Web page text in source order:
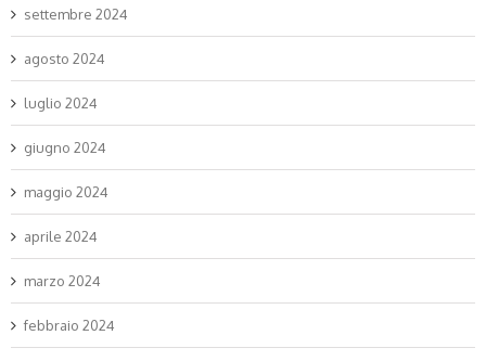
settembre 2024
agosto 2024
luglio 2024
giugno 2024
maggio 2024
aprile 2024
marzo 2024
febbraio 2024